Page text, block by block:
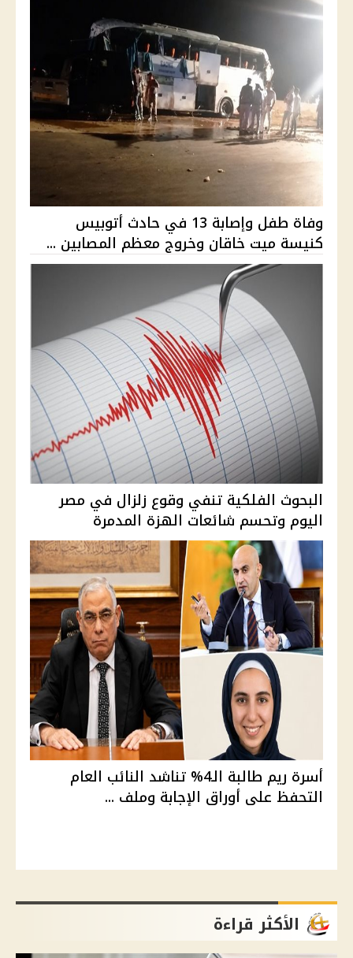
وفاة طفل وإصابة 13 في حادث أتوبيس
كنيسة ميت خاقان وخروج معظم المصابين ...
البحوث الفلكية تنفي وقوع زلزال في مصر
اليوم وتحسم شائعات الهزة المدمرة
أسرة ريم طالبة الـ4% تناشد النائب العام
التحفظ على أوراق الإجابة وملف ...
الأكثر قراءة